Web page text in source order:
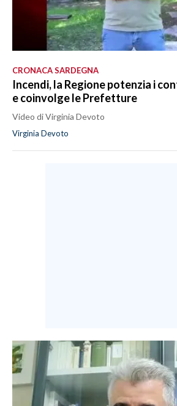
CRONACA SARDEGNA
Incendi, la Regione potenzia i
e coinvolge le Prefetture
Video di Virginia Devoto
Virginia Devoto